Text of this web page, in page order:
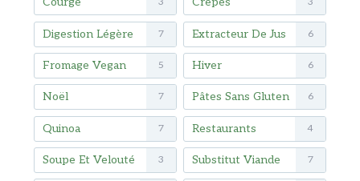
Digestion Légère 7 Extracteur De Jus 6
Fromage Vegan 5 Hiver 6
Noël 7 Pâtes Sans Gluten 6
Quinoa 7 Restaurants 4
Soupe Et Velouté 3 Substitut Viande 7